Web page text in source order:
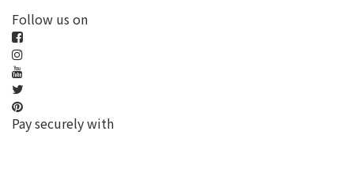
Follow us on
Pay securely with